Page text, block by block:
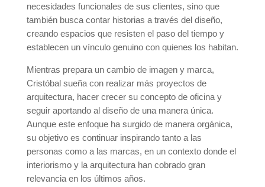
necesidades funcionales de sus clientes, sino que
también busca contar historias a través del diseño,
creando espacios que resisten el paso del tiempo y
establecen un vínculo genuino con quienes los habitan.
Mientras prepara un cambio de imagen y marca,
Cristóbal sueña con realizar más proyectos de
arquitectura, hacer crecer su concepto de oficina y
seguir aportando al diseño de una manera única.
Aunque este enfoque ha surgido de manera orgánica,
su objetivo es continuar inspirando tanto a las
personas como a las marcas, en un contexto donde el
interiorismo y la arquitectura han cobrado gran
relevancia en los últimos años.